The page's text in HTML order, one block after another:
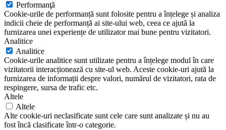
Performanţă
Cookie-urile de performanță sunt folosite pentru a înțelege și analiza
indicii cheie de performanță ai site-ului web, ceea ce ajută la
furnizarea unei experiențe de utilizator mai bune pentru vizitatori.
Analitice
Analitice
Cookie-urile analitice sunt utilizate pentru a înțelege modul în care
vizitatorii interacționează cu site-ul web. Aceste cookie-uri ajută la
furnizarea de informații despre valori, numărul de vizitatori, rata de
respingere, sursa de trafic etc.
Altele
Altele
Alte cookie-uri neclasificate sunt cele care sunt analizate și nu au
fost încă clasificate într-o categorie.